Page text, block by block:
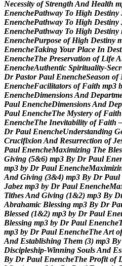
Necessity of Strength And Health m
EnenchePathway To High Destiny
EnenchePathway To High Destiny
EnenchePathway To High Destiny
EnenchePurpose of High Destiny
EnencheTaking Your Place In Dest
EnencheThe Preservation of LifeA
EnencheAuthentic Spirituality-Secr
Dr Pastor Paul EnencheSeason of
EnencheFacilitators of Faith mp3 b
EnencheDimensionsAnd Departm
Paul EnencheDimensionsAnd Dep
Paul EnencheThe Mystery of Faith
EnencheThe Inevitability of Faith –
Dr Paul EnencheUnderstanding G
Crucifixion And Resurrection of Je
Paul EnencheMaximizing The Bles
Giving (5&6) mp3 By Dr Paul Ene
mp3 by Dr Paul EnencheMaximizi
And Giving (3&4) mp3 By Dr Paul
Jabez mp3 by Dr Paul EnencheMa
TithesAnd Giving (1&2) mp3 By D
Abrahamic Blessing mp3 By Dr Pa
Blessed (1&2) mp3 by Dr Paul Ene
Blessing mp3 by Dr Paul Enenche
mp3 by Dr Paul EnencheTheArt of
And Establishing Them (3) mp3 By
Discipleship-Winning SoulsAnd Es
By Dr Paul EnencheThe Profit of